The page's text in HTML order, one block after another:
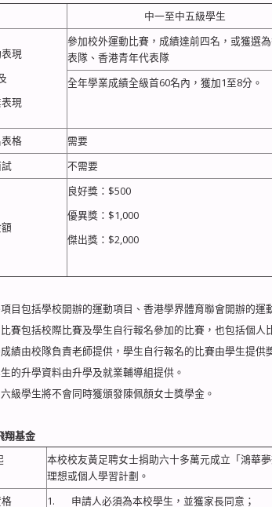
中一至中五級學生
現
現
參加校外運動比賽，成績達前四名，或獲選
表隊、香港青年代表隊
全年學業成績全級首60名內，獲加1至8分。
格
需要
不需要
良好獎：$500
優異獎：$1,000
傑出獎：$2,000
包括學校開辦的運動項目、香港學界體育聯會開辦的運
包括校際比賽及學生自行報名參加的比賽，也包括個人
由校隊負責老師提供，學生自行報名的比賽由學生提供
升學資料由升學及就業輔導組提供。
學生將不會同時獲頒發陳佩顏女士獎學金。
翔基金
本校校友黃足聘女士捐助六十多萬元成立「鴻華
理想或個人學習計劃。
1. 申請人必須為本校學生，並獲家長同意；